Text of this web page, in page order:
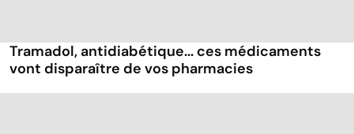
Tramadol, antidiabétique... ces médicaments
vont disparaître de vos pharmacies